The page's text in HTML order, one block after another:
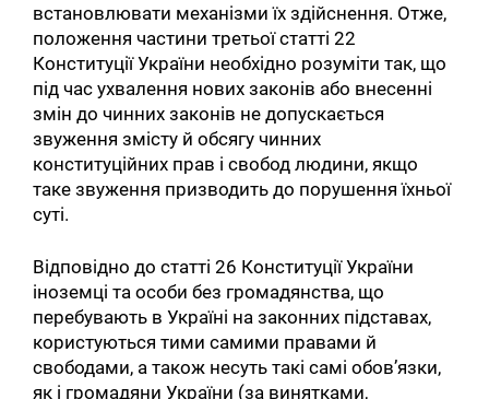
встановлювати механізми їх здійснення. Отже,
положення частини третьої статті 22
Конституції України необхідно розуміти так, що
під час ухвалення нових законів або внесенні
змін до чинних законів не допускається
звуження змісту й обсягу чинних
конституційних прав і свобод людини, якщо
таке звуження призводить до порушення їхньої
суті.
Відповідно до статті 26 Конституції України
іноземці та особи без громадянства, що
перебувають в Україні на законних підставах,
користуються тими самими правами й
свободами, а також несуть такі самі обов’язки,
як і громадяни України (за винятками,